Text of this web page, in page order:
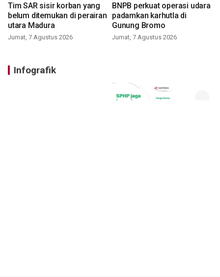
Tim SAR sisir korban yang
belum ditemukan di perairan
utara Madura
Jumat, 7 Agustus 2026
BNPB perkuat operasi udara
padamkan karhutla di
Gunung Bromo
Jumat, 7 Agustus 2026
Infografik